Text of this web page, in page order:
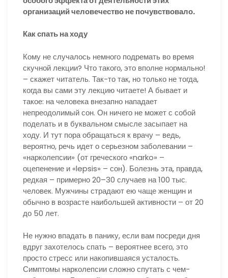
организаций человечество не почувствовало.
Как спать на ходу
Кому не случалось немного подремать во время
скучной лекции? Что такого, это вполне нормально!
– скажет читатель. Так-то так, но только не тогда,
когда вы сами эту лекцию читаете! А бывает и
такое: на человека внезапно нападает
непреодолимый сон. Он ничего не может с собой
поделать и в буквальном смысле засыпает на
ходу. И тут пора обращаться к врачу – ведь,
вероятно, речь идет о серьезном заболевании –
«нарколепсии» (от греческого «narko» –
оцепенение и «lepsis» – сон). Болезнь эта, правда,
редкая – примерно 20–30 случаев на 100 тыс.
человек. Мужчины страдают ею чаще женщин и
обычно в возрасте наибольшей активности – от 20
до 50 лет.
Не нужно впадать в панику, если вам посреди дня
вдруг захотелось спать – вероятнее всего, это
просто стресс или накопившаяся усталость.
Симптомы нарколепсии сложно спутать с чем-